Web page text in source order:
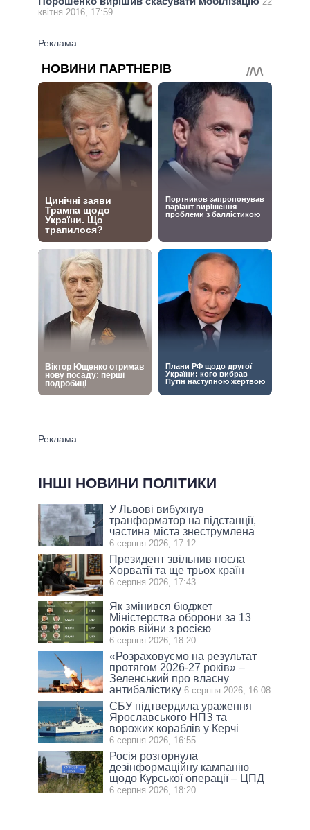
квітня 2016, 17:59
ІНШІ НОВИНИ ПОЛІТИКИ
У Львові вибухнув
транформатор на підстанції,
частина міста знеструмлена
6 серпня 2026, 17:12
Президент звільнив посла
Хорватії та ще трьох країн
6 серпня 2026, 17:43
Як змінився бюджет
Міністерства оборони за 13
років війни з росією
6 серпня 2026, 18:20
«Розраховуємо на результат
протягом 2026-27 років» –
Зеленський про власну
антибалістику 6 серпня 2026, 16:08
СБУ підтвердила ураження
Ярославського НПЗ та
ворожих кораблів у Керчі
6 серпня 2026, 16:55
Росія розгорнула
дезінформаційну кампанію
щодо Курської операції – ЦПД
6 серпня 2026, 18:20